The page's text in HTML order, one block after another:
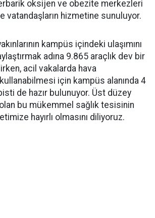
oksijen ve obezite merkezleri
vatandaşların hizmetine sunuluyor.
kampüs içindeki ulaşımını
adına 9.865 araçlık dev bir
acil vakalarda hava
kullanabilmesi için kampüs alanında 4
de hazır bulunuyor. Üst düzey
bu mükemmel sağlık tesisinin
hayırlı olmasını diliyoruz.